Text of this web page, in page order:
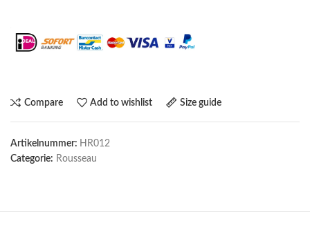
Compare Add to wishlist Size guide
Artikelnummer: HR012
Categorie: Rousseau